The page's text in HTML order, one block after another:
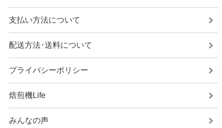
支払い方法について
配送方法･送料について
プライバシーポリシー
焙煎機Life
みんなの声